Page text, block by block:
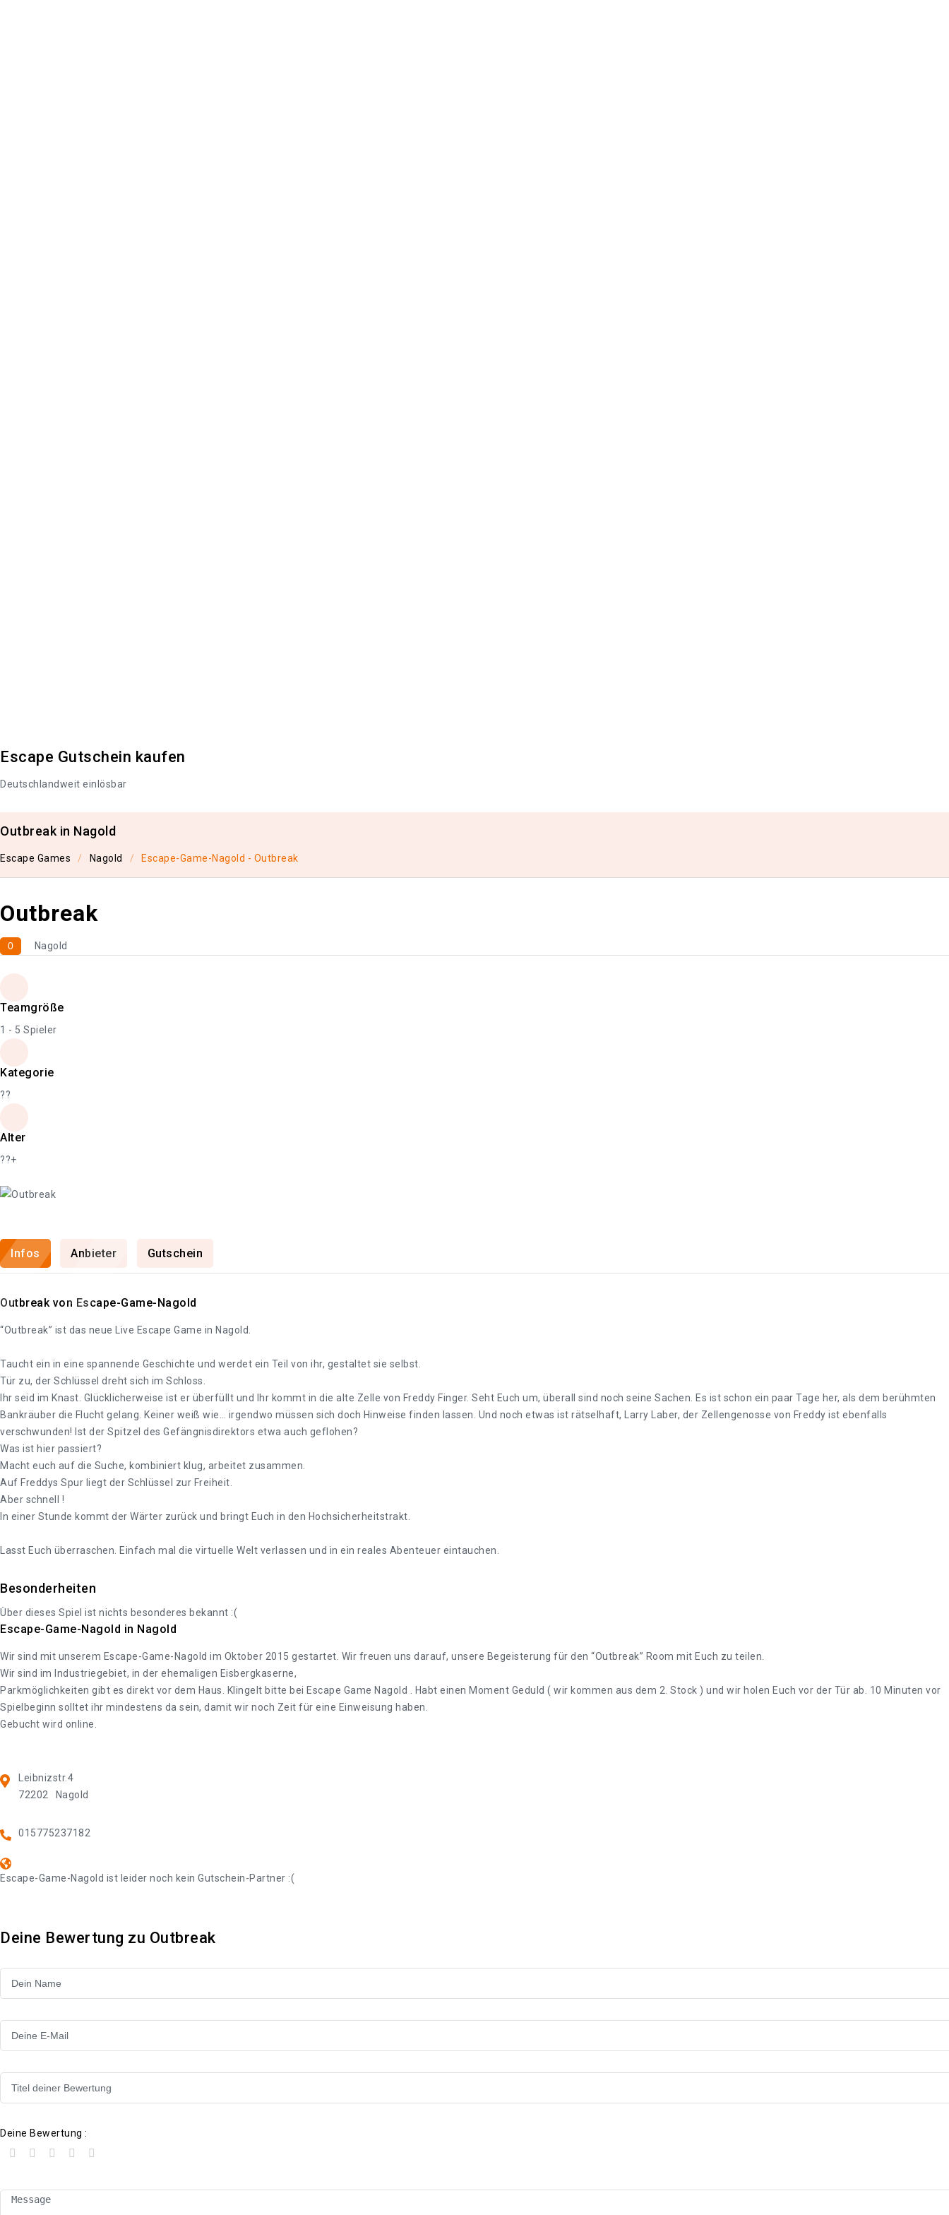
Escape Gutschein kaufen
Deutschlandweit einlösbar
Outbreak in Nagold
Escape Games Nagold Escape-Game-Nagold - Outbreak
Outbreak
0 Nagold
Teamgröße
1 - 5 Spieler
Kategorie
??
Alter
??+
Infos Anbieter Gutschein
Outbreak von Escape-Game-Nagold
“Outbreak” ist das neue Live Escape Game in Nagold.
Taucht ein in eine spannende Geschichte und werdet ein Teil von ihr, gestaltet sie selbst.
Tür zu, der Schlüssel dreht sich im Schloss.
Ihr seid im Knast. Glücklicherweise ist er überfüllt und Ihr kommt in die alte Zelle von Freddy Finger. Seht Euch um, überall sind noch seine Sachen. Es ist schon ein paar Tage her, als dem berühmten
Bankräuber die Flucht gelang. Keiner weiß wie… irgendwo müssen sich doch Hinweise finden lassen. Und noch etwas ist rätselhaft, Larry Laber, der Zellengenosse von Freddy ist ebenfalls
verschwunden! Ist der Spitzel des Gefängnisdirektors etwa auch geflohen?
Was ist hier passiert?
Macht euch auf die Suche, kombiniert klug, arbeitet zusammen.
Auf Freddys Spur liegt der Schlüssel zur Freiheit.
Aber schnell !
In einer Stunde kommt der Wärter zurück und bringt Euch in den Hochsicherheitstrakt.
Lasst Euch überraschen. Einfach mal die virtuelle Welt verlassen und in ein reales Abenteuer eintauchen.
Besonderheiten
Über dieses Spiel ist nichts besonderes bekannt :(
Escape-Game-Nagold in Nagold
Wir sind mit unserem Escape-Game-Nagold im Oktober 2015 gestartet. Wir freuen uns darauf, unsere Begeisterung für den “Outbreak” Room mit Euch zu teilen.
Wir sind im Industriegebiet, in der ehemaligen Eisbergkaserne,
Parkmöglichkeiten gibt es direkt vor dem Haus. Klingelt bitte bei Escape Game Nagold . Habt einen Moment Geduld ( wir kommen aus dem 2. Stock ) und wir holen Euch vor der Tür ab. 10 Minuten vor
Spielbeginn solltet ihr mindestens da sein, damit wir noch Zeit für eine Einweisung haben.
Gebucht wird online.
Leibnizstr.4
72202
Nagold
015775237182
Escape-Game-Nagold ist leider noch kein Gutschein-Partner :(
Deine Bewertung zu Outbreak
Deine Bewertung :